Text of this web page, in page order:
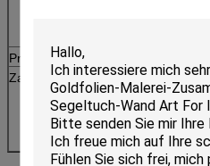
Großauftrag,
Produktionszeit
Zahlung
Unter US $1000,
100%, wenn der
Über US $1000,
(Ablagerung)
wird, das vor